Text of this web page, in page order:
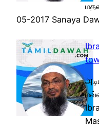
05-2017 Sanaya